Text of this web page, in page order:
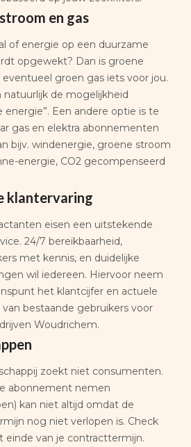
en gas
of energie op een duurzame
opgewekt? Dan is groene
groen gas iets voor jou.
natuurlijk de mogelijkheid
energie”. Een andere optie is te
gas en elektra abonnementen
bijv. windenergie, groene stroom
energie, CO2 gecompenseerd
klantervaring
eisen een uitstekende
24/7 bereikbaarheid,
met kennis, en duidelijke
wil iedereen. Hiervoor neem
het klantcijfer en actuele
bestaande gebruikers voor
Woudrichem.
zoekt niet consumenten.
abonnement nemen
kan niet altijd omdat de
nog niet verlopen is. Check
einde van je contracttermijn.